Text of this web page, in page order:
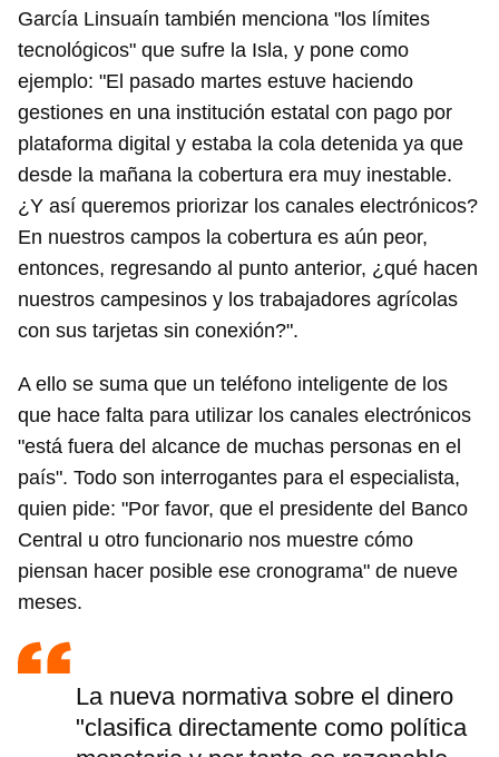
Guardar como favorito
Para poder guardar como favorito, primero has de
iniciar sesión con tu cuenta de 14ymedio.
García Linsuaín también menciona "los límites
tecnológicos" que sufre la Isla, y pone como
ejemplo: "El pasado martes estuve haciendo
gestiones en una institución estatal con pago por
plataforma digital y estaba la cola detenida ya que
desde la mañana la cobertura era muy inestable.
¿Y así queremos priorizar los canales electrónicos?
En nuestros campos la cobertura es aún peor,
entonces, regresando al punto anterior, ¿qué hacen
nuestros campesinos y los trabajadores agrícolas
con sus tarjetas sin conexión?".
A ello se suma que un teléfono inteligente de los
que hace falta para utilizar los canales electrónicos
"está fuera del alcance de muchas personas en el
país". Todo son interrogantes para el especialista,
quien pide: "Por favor, que el presidente del Banco
Central u otro funcionario nos muestre cómo
piensan hacer posible ese cronograma" de nueve
meses.
La nueva normativa sobre el dinero
"clasifica directamente como política